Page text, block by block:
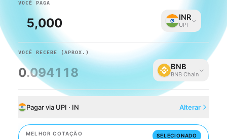
VOCÊ PAGA
INR
UPI
VOCÊ RECEBE (APROX.)
0.094118 BNB
BNB Chain
Pagar via UPI · IN Alterar
MELHOR COTAÇÃO SELECIONADO